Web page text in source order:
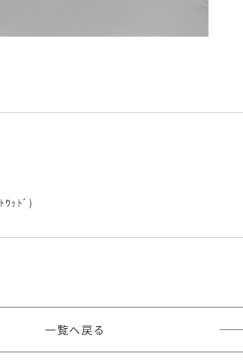
ｳｯﾄﾞ)
一覧へ戻る